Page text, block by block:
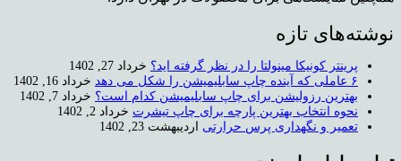
نوشته‌های تازه
پرینتر کونیکا مینولتا را در نظر گرفته اید؟ خرداد 27, 1402
۶ عاملی که آینده چاپ سابلیمیشن را شکل می دهد
خرداد 16, 1402
بهترین رزولیشن برای چاپ سابلیمیشن کدام است؟ خرداد 7, 1402
نحوه انتخاب بهترین پارچه برای چاپ تیشرت خرداد 2, 1402
تعمیر و نگهداری پرس حرارتی اردیبهشت 23, 1402